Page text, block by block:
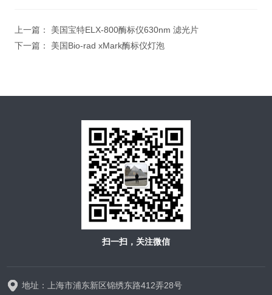
上一篇： 美国宝特ELX-800酶标仪630nm 滤光片
下一篇： 美国Bio-rad xMark酶标仪灯泡
扫一扫，关注微信
地址：上海市浦东新区锦绣东路412弄28号